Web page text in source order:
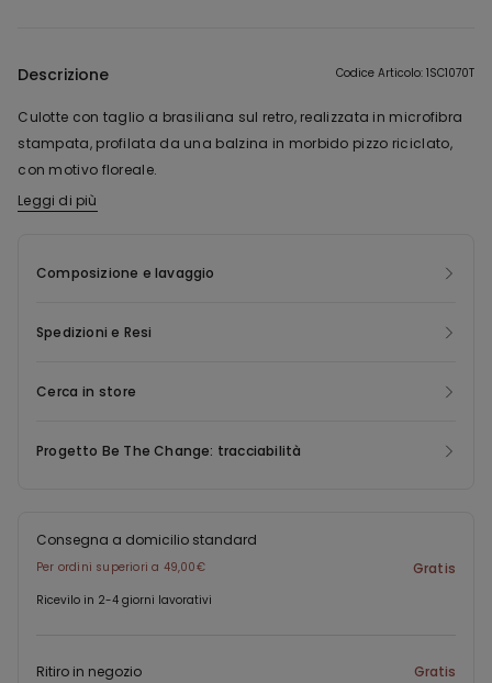
Descrizione Codice Articolo: 1SC1070T
Culotte con taglio a brasiliana sul retro, realizzata in microfibra
stampata, profilata da una balzina in morbido pizzo riciclato,
con motivo floreale.
La poliammide del pizzo di questo prodotto è realizzata con
che non hanno ancora raggiunto il consumatore finale.
Leggi di più
Composizione e lavaggio
Spedizioni e Resi
Cerca in store
Progetto Be The Change: tracciabilità
Consegna a domicilio standard
Per ordini superiori a 49,00€ Gratis
Ricevilo in 2-4 giorni lavorativi
Ritiro in negozio Gratis